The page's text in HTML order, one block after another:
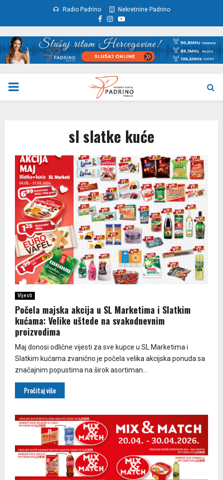
Radio Padrino Nekretnine Padrino
Facebook
Instagram
Youtube
PRIMARY
sl slatke kuće
Vijesti
Počela majska akcija u SL Marketima i Slatkim
kućama: Velike uštede na svakodnevnim
proizvodima
Maj donosi odlične vijesti za sve kupce u SL Marketima i
Slatkim kućama zvanično je počela velika akcijska ponuda sa
značajnim popustima na širok asortiman...
Pročitaj više